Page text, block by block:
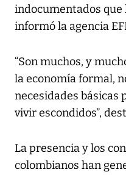
indocumentados que
informó la agencia
“Son muchos, y
la economía formal,
necesidades básicas
vivir escondidos”,
La presencia y los
colombianos han